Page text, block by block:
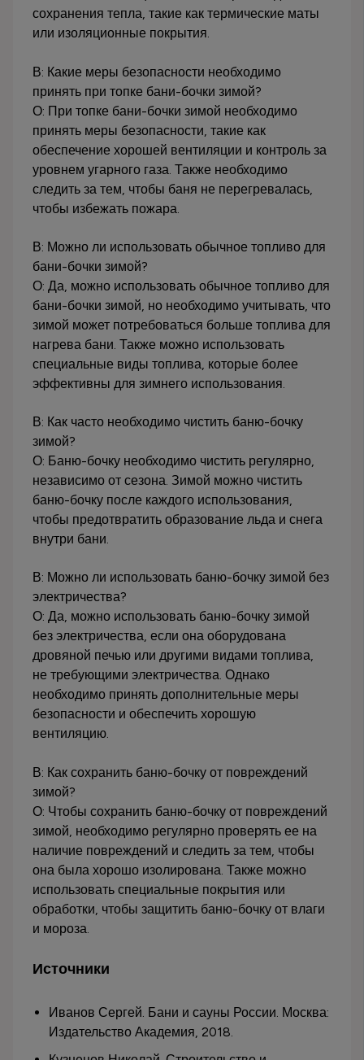
сохранения тепла, такие как термические маты
или изоляционные покрытия.
В: Какие меры безопасности необходимо
принять при топке бани-бочки зимой?
О: При топке бани-бочки зимой необходимо
принять меры безопасности, такие как
обеспечение хорошей вентиляции и контроль за
уровнем угарного газа. Также необходимо
следить за тем, чтобы баня не перегревалась,
чтобы избежать пожара.
В: Можно ли использовать обычное топливо для
бани-бочки зимой?
О: Да, можно использовать обычное топливо для
бани-бочки зимой, но необходимо учитывать, что
зимой может потребоваться больше топлива для
нагрева бани. Также можно использовать
специальные виды топлива, которые более
эффективны для зимнего использования.
В: Как часто необходимо чистить баню-бочку
зимой?
О: Баню-бочку необходимо чистить регулярно,
независимо от сезона. Зимой можно чистить
баню-бочку после каждого использования,
чтобы предотвратить образование льда и снега
внутри бани.
В: Можно ли использовать баню-бочку зимой без
электричества?
О: Да, можно использовать баню-бочку зимой
без электричества, если она оборудована
дровяной печью или другими видами топлива,
не требующими электричества. Однако
необходимо принять дополнительные меры
безопасности и обеспечить хорошую
вентиляцию.
В: Как сохранить баню-бочку от повреждений
зимой?
О: Чтобы сохранить баню-бочку от повреждений
зимой, необходимо регулярно проверять ее на
наличие повреждений и следить за тем, чтобы
она была хорошо изолирована. Также можно
использовать специальные покрытия или
обработки, чтобы защитить баню-бочку от влаги
и мороза.
Источники
Иванов Сергей. Бани и сауны России. Москва:
Издательство Академия, 2018.